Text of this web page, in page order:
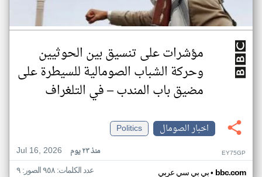
مؤشرات على تنسيق بين الحوثيين
وحركة الشباب الصومالية للسيطرة على
مضيق باب المندب – في التلغراف
اخبار الصومال
Politics
Jul 16, 2026
منذ ٢٣ يوم EY75GP
بي بي سي عربي• bbc.com عدد الكلمات: ٩٥٨ الصور: ٩